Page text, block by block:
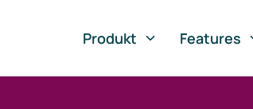
Produkt
Features